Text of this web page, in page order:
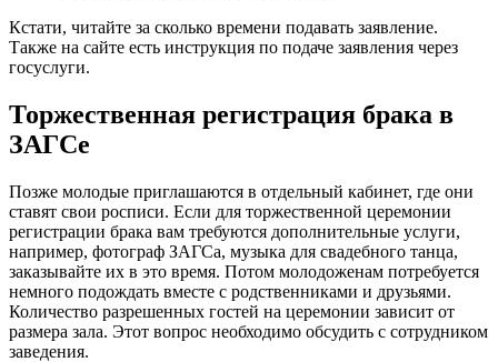
Кстати, читайте за сколько времени подавать заявление.
Также на сайте есть инструкция по подаче заявления через
госуслуги.
Торжественная регистрация брака в
ЗАГСе
Позже молодые приглашаются в отдельный кабинет, где они
ставят свои росписи. Если для торжественной церемонии
регистрации брака вам требуются дополнительные услуги,
например, фотограф ЗАГСа, музыка для свадебного танца,
заказывайте их в это время. Потом молодоженам потребуется
немного подождать вместе с родственниками и друзьями.
Количество разрешенных гостей на церемонии зависит от
размера зала. Этот вопрос необходимо обсудить с сотрудником
заведения.